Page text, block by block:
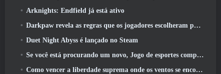
Arknights: Endfield já está ativo
Darkpaw revela as regras que os jogadores escolheram para o próximo servidor Frostreaver do EverQuest
Duet Night Abyss é lançado no Steam
Se você está procurando um novo, Jogo de esportes competitivos, O teste beta fechado do futebol freestyle 2 Está a caminho
Como vencer a liberdade suprema onde os ventos se encontram